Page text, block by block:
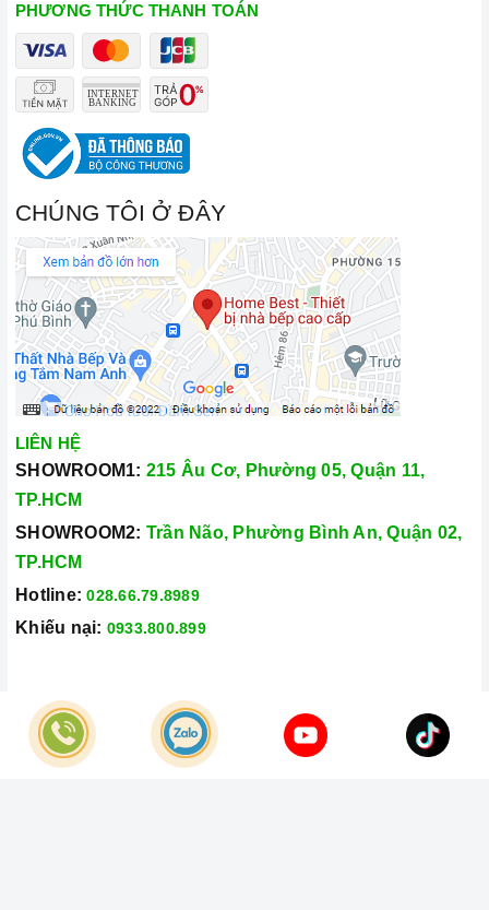
PHƯƠNG THỨC THANH TOÁN
CHÚNG TÔI Ở ĐÂY
LIÊN HỆ
SHOWROOM1: 215 Âu Cơ, Phường 05, Quận 11,
TP.HCM
SHOWROOM2: Trần Não, Phường Bình An, Quận 02,
TP.HCM
Hotline: 028.66.79.8989
Khiếu nại: 0933.800.899
© Bản quyền thuộc vềCông Ty TNHH Home Best Việt Nam
Cung cấp bởi
Sapo